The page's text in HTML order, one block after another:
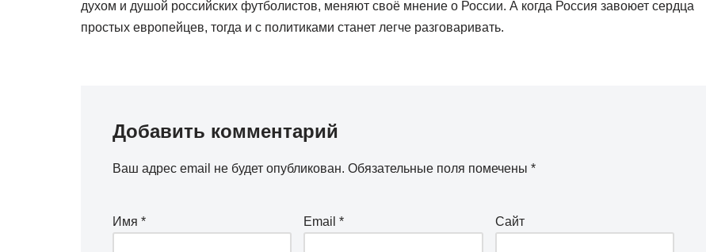
духом и душой российских футболистов, меняют своё мнение о России. А когда Россия завоюет сердца
простых европейцев, тогда и с политиками станет легче разговаривать.
Добавить комментарий
Ваш адрес email не будет опубликован. Обязательные поля помечены *
Имя * Email* Сайт